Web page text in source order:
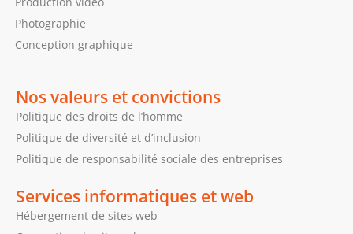
Photographie
Conception graphique
Nos valeurs et convictions
Politique des droits de l’homme
Politique de diversité et d’inclusion
Politique de responsabilité sociale des entreprises
Services informatiques et web
Hébergement de sites web